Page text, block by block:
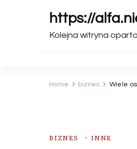
https://
Kolejna witryna
Home biznes Wiele
BIZNES INNE